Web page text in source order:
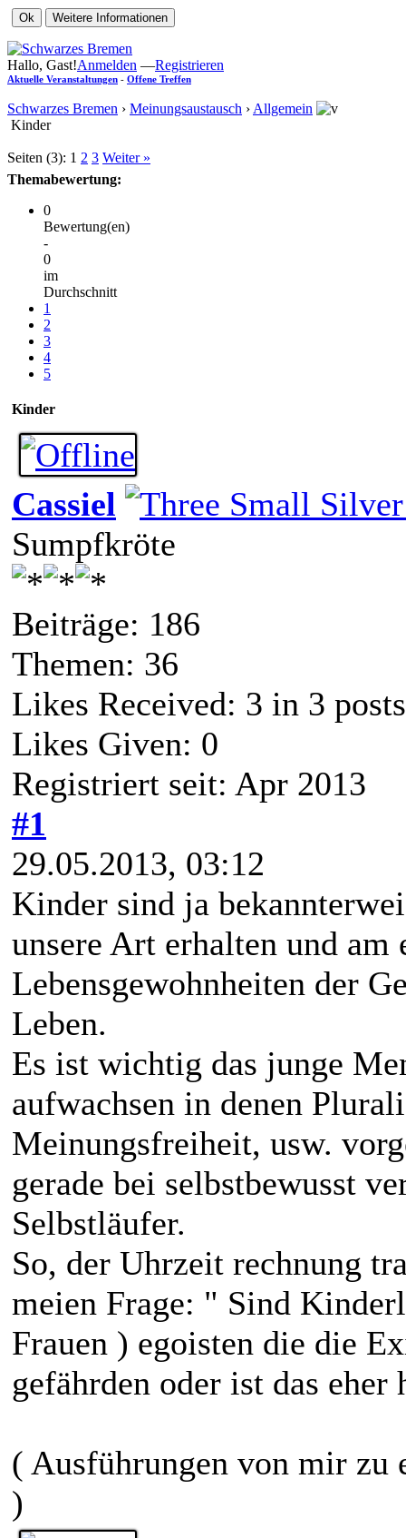
Hallo, Gast!Anmelden —Registrieren
Aktuelle Veranstaltungen - Offene Treffen
Schwarzes Bremen › Meinungsaustausch › Allgemein
Kinder
Seiten (3): 1 2 3 Weiter »
Themabewertung:
0
Bewertung(en)
-
0
im
Durchschnitt
1
2
3
4
5
Kinder
Cassiel
Sumpfkröte
Beiträge: 186
Themen: 36
Likes Received: 3 in 3 posts
Likes Given: 0
Registriert seit: Apr 2013
#1
29.05.2013, 03:12
Kinder sind ja
unsere Art erhalten und am
Lebensgewohnheiten der
Leben.
Es ist wichtig das junge
aufwachsen in denen
Meinungsfreiheit, usw.
gerade bei selbstbewusst
Selbstläufer.
So, der Uhrzeit rechnung
meien Frage: " Sind
Frauen ) egoisten die die
gefährden oder ist das eher
( Ausführungen von mir zu
)